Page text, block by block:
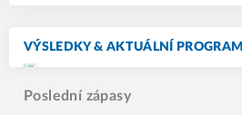
VÝSLEDKY & AKTUÁLNÍ PROGRAM
Poslední zápasy